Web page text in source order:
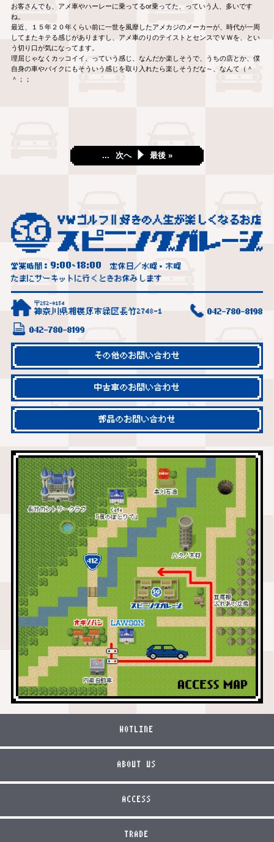
お客さんでも、アメ車やハーレーに乗ってるor乗ってた、っていう人、多いです
ね。
最近、１５年２０年くらい前に一世を風靡したアメカジのメーカーが、時代が一周
してまたキテる感じがありますし、アメ車のりのテイストとセンスでＶＷを、とい
う切り口が気になってます。
理屈じゃなくカッコイイ、っていう感じ、なんだか楽しそうで、うちの店とか、僕
自身の車やバイクにもそういう感じを取り入れたら楽しそうだな～、なんて（＾
＾；；
... 次へ 最後 »
営業時間： 9:00~18:00
定休日／水曜・木曜
たまにサーキットに行くときお休みします
〒252-0154
神奈川県相模原市緑区長竹2748-1 042-780-8198
042-780-8199
その他のお問い合わせ
中古車のお問い合わせ
部品のお問い合わせ
HOTLINE
ABOUT US
ACCESS
TRADE